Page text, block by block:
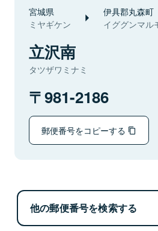
宮城県
ミヤギケン
伊具郡丸森町
イググンマル
立沢南
タツザワミナミ
981-2186
郵便番号をコピーする
他の郵便番号を検索する